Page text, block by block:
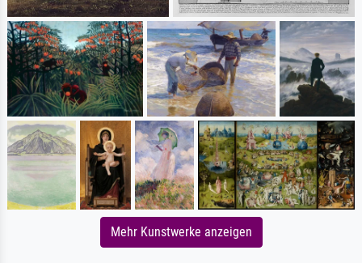
Mehr Kunstwerke anzeigen